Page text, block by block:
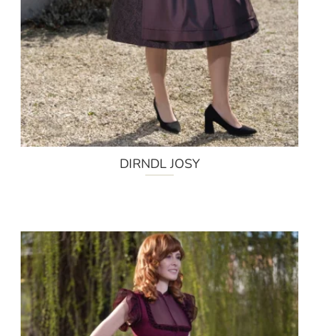
DIRNDL JOSY